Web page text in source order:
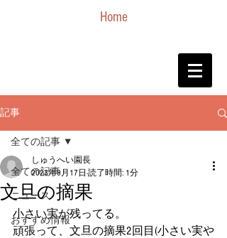
Home
記事
全ての記事
ニュース
おすすめ情報
全ての記事
文旦の摘果
しゅうへい園長
2023年9月17日 読了時間: 1分
小さい実が残ってる。
頑張って、文旦の摘果2回目(小さい実や